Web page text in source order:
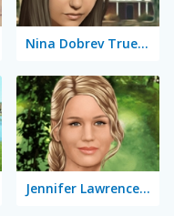
Nina Dobrev True Make Up
Jennifer Lawrence True Make Up